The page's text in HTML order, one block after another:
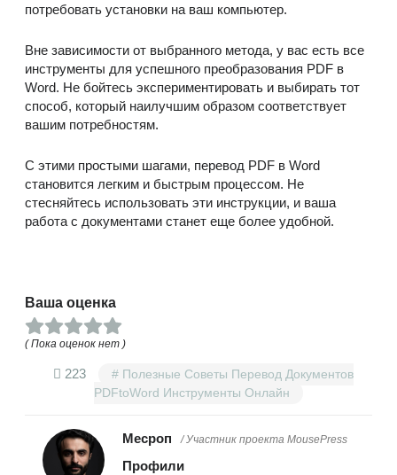
потребовать установки на ваш компьютер.
Вне зависимости от выбранного метода, у вас есть все
инструменты для успешного преобразования PDF в
Word. Не бойтесь экспериментировать и выбирать тот
способ, который наилучшим образом соответствует
вашим потребностям.
С этими простыми шагами, перевод PDF в Word
становится легким и быстрым процессом. Не
стесняйтесь использовать эти инструкции, и ваша
работа с документами станет еще более удобной.
Ваша оценка
( Пока оценок нет )
223
Полезные Советы Перевод Документов
PDFtoWord Инструменты Онлайн
Месроп / Участник проекта MousePress
Профили